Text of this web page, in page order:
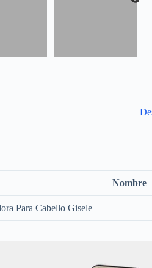
Nombre
Para Cabello Gisele